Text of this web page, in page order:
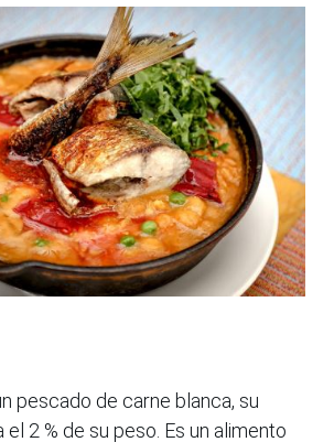
pescado de carne blanca, su
el 2 % de su peso. Es un alimento